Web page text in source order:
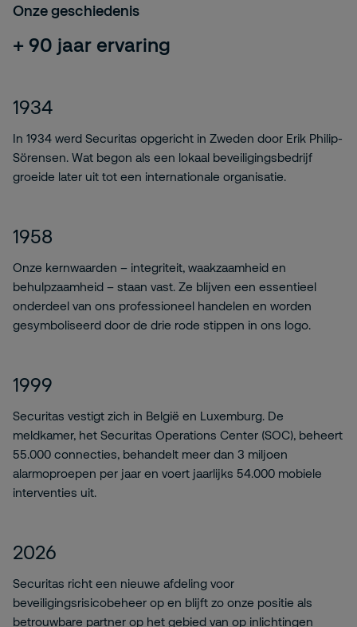
Onze geschiedenis
+ 90 jaar ervaring
1934
In 1934 werd Securitas opgericht in Zweden door Erik Philip-
Sörensen. Wat begon als een lokaal beveiligingsbedrijf
groeide later uit tot een internationale organisatie.
1958
Onze kernwaarden – integriteit, waakzaamheid en
behulpzaamheid – staan vast. Ze blijven een essentieel
onderdeel van ons professioneel handelen en worden
gesymboliseerd door de drie rode stippen in ons logo.
1999
Securitas vestigt zich in België en Luxemburg. De
meldkamer, het Securitas Operations Center (SOC), beheert
55.000 connecties, behandelt meer dan 3 miljoen
alarmoproepen per jaar en voert jaarlijks 54.000 mobiele
interventies uit.
2026
Securitas richt een nieuwe afdeling voor
beveiligingsrisicobeheer op en blijft zo onze positie als
betrouwbare partner op het gebied van op inlichtingen